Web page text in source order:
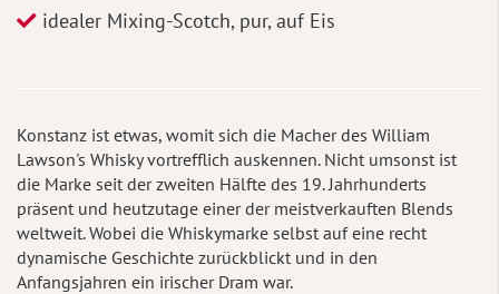
idealer Mixing-Scotch, pur, auf Eis
Konstanz ist etwas, womit sich die Macher des William
Lawson's Whisky vortrefflich auskennen. Nicht umsonst ist
die Marke seit der zweiten Hälfte des 19. Jahrhunderts
präsent und heutzutage einer der meistverkauften Blends
weltweit. Wobei die Whiskymarke selbst auf eine recht
dynamische Geschichte zurückblickt und in den
Anfangsjahren ein irischer Dram war.